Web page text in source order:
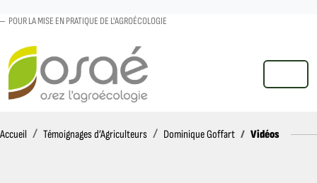
POUR LA MISE EN PRATIQUE DE L'AGROÉCOLOGIE
MENU
Accueil AccueilTémoignages d’Agriculteurs Dominique Goffart Vidéos